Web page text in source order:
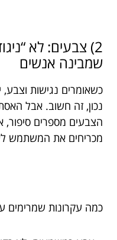
2) צבעים: לא
שמבינה אנשים
כשאומרים נגישות וצבע,
נכון, זה חשוב. אבל
הצבעים מספרים סיפור,
מכריחים את המשתמש
כמה עקרונות שמרימים